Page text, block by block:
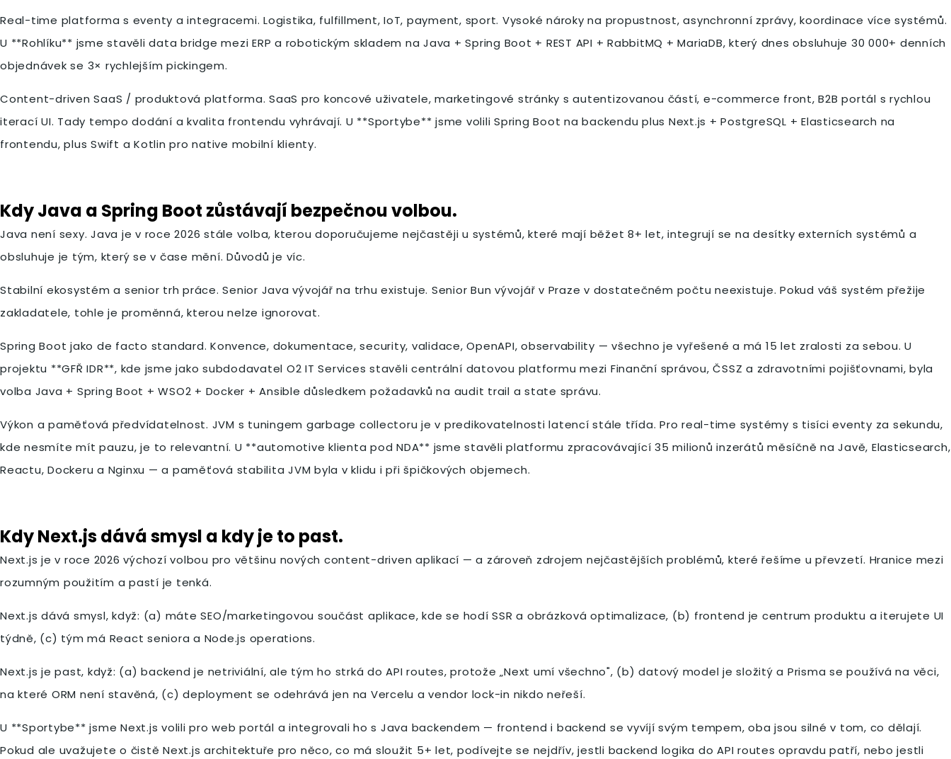
Real-time platforma s eventy a integracemi. Logistika, fulfillment, IoT, payment, sport. Vysoké nároky na propustnost, asynchronní zprávy, koordinace více systémů.
U **Rohlíku** jsme stavěli data bridge mezi ERP a robotickým skladem na Java + Spring Boot + REST API + RabbitMQ + MariaDB, který dnes obsluhuje 30 000+ denních
objednávek se 3× rychlejším pickingem.
Content-driven SaaS / produktová platforma. SaaS pro koncové uživatele, marketingové stránky s autentizovanou částí, e-commerce front, B2B portál s rychlou
iterací UI. Tady tempo dodání a kvalita frontendu vyhrávají. U **Sportybe** jsme volili Spring Boot na backendu plus Next.js + PostgreSQL + Elasticsearch na
frontendu, plus Swift a Kotlin pro native mobilní klienty.
Kdy Java a Spring Boot zůstávají bezpečnou volbou.
Java není sexy. Java je v roce 2026 stále volba, kterou doporučujeme nejčastěji u systémů, které mají běžet 8+ let, integrují se na desítky externích systémů a
obsluhuje je tým, který se v čase mění. Důvodů je víc.
Stabilní ekosystém a senior trh práce. Senior Java vývojář na trhu existuje. Senior Bun vývojář v Praze v dostatečném počtu neexistuje. Pokud váš systém přežije
zakladatele, tohle je proměnná, kterou nelze ignorovat.
Spring Boot jako de facto standard. Konvence, dokumentace, security, validace, OpenAPI, observability — všechno je vyřešené a má 15 let zralosti za sebou. U
projektu **GFŘ IDR**, kde jsme jako subdodavatel O2 IT Services stavěli centrální datovou platformu mezi Finanční správou, ČSSZ a zdravotními pojišťovnami, byla
volba Java + Spring Boot + WSO2 + Docker + Ansible důsledkem požadavků na audit trail a state správu.
Výkon a paměťová předvídatelnost. JVM s tuningem garbage collectoru je v predikovatelnosti latencí stále třída. Pro real-time systémy s tisíci eventy za sekundu,
kde nesmíte mít pauzu, je to relevantní. U **automotive klienta pod NDA** jsme stavěli platformu zpracovávající 35 milionů inzerátů měsíčně na Javě, Elasticsearch,
Reactu, Dockeru a Nginxu — a paměťová stabilita JVM byla v klidu i při špičkových objemech.
Kdy Next.js dává smysl a kdy je to past.
Next.js je v roce 2026 výchozí volbou pro většinu nových content-driven aplikací — a zároveň zdrojem nejčastějších problémů, které řešíme u převzetí. Hranice mezi
rozumným použitím a pastí je tenká.
Next.js dává smysl, když: (a) máte SEO/marketingovou součást aplikace, kde se hodí SSR a obrázková optimalizace, (b) frontend je centrum produktu a iterujete UI
týdně, (c) tým má React seniora a Node.js operations.
Next.js je past, když: (a) backend je netriviální, ale tým ho strká do API routes, protože „Next umí všechno", (b) datový model je složitý a Prisma se používá na věci,
na které ORM není stavěná, (c) deployment se odehrává jen na Vercelu a vendor lock-in nikdo neřeší.
U **Sportybe** jsme Next.js volili pro web portál a integrovali ho s Java backendem — frontend i backend se vyvíjí svým tempem, oba jsou silné v tom, co dělají.
Pokud ale uvažujete o čistě Next.js architektuře pro něco, co má sloužit 5+ let, podívejte se nejdřív, jestli backend logika do API routes opravdu patří, nebo jestli